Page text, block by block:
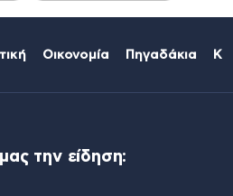
Οικονομία Πηγαδάκια
την είδηση: